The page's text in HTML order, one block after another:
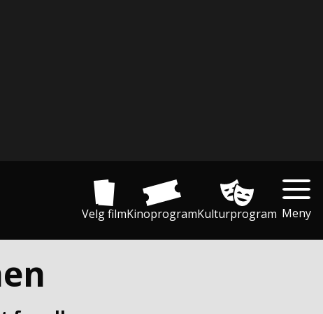
Velg filmKinoprogramKulturprogram Meny